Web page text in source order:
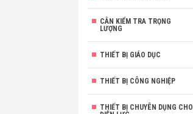
CÂN KIỂM TRA TRỌNG
LƯỢNG
THIẾT BỊ GIÁO DỤC
THIẾT BỊ CÔNG NGHIỆP
THIẾT BỊ CHUYÊN DỤNG CHO